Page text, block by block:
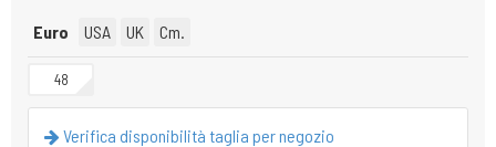
Euro USA UK Cm.
48
Verifica disponibilità taglia per negozio